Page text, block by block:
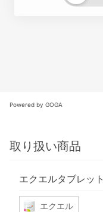
Powered by GOGA
取り扱い商品
エクエルタブレット
エクエル